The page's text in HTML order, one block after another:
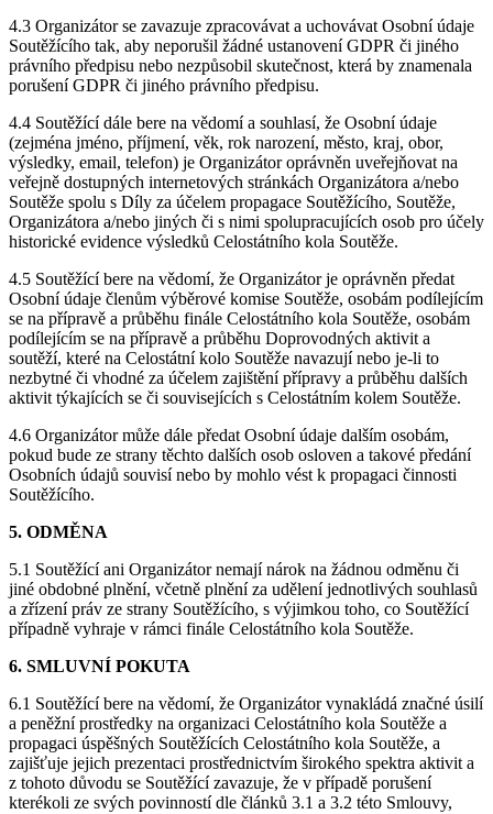
4.3 Organizátor se zavazuje zpracovávat a uchovávat Osobní údaje
Soutěžícího tak, aby neporušil žádné ustanovení GDPR či jiného
právního předpisu nebo nezpůsobil skutečnost, která by znamenala
porušení GDPR či jiného právního předpisu.
4.4 Soutěžící dále bere na vědomí a souhlasí, že Osobní údaje
(zejména jméno, příjmení, věk, rok narození, město, kraj, obor,
výsledky, email, telefon) je Organizátor oprávněn uveřejňovat na
veřejně dostupných internetových stránkách Organizátora a/nebo
Soutěže spolu s Díly za účelem propagace Soutěžícího, Soutěže,
Organizátora a/nebo jiných či s nimi spolupracujících osob pro účely
historické evidence výsledků Celostátního kola Soutěže.
4.5 Soutěžící bere na vědomí, že Organizátor je oprávněn předat
Osobní údaje členům výběrové komise Soutěže, osobám podílejícím
se na přípravě a průběhu finále Celostátního kola Soutěže, osobám
podílejícím se na přípravě a průběhu Doprovodných aktivit a
soutěží, které na Celostátní kolo Soutěže navazují nebo je-li to
nezbytné či vhodné za účelem zajištění přípravy a průběhu dalších
aktivit týkajících se či souvisejících s Celostátním kolem Soutěže.
4.6 Organizátor může dále předat Osobní údaje dalším osobám,
pokud bude ze strany těchto dalších osob osloven a takové předání
Osobních údajů souvisí nebo by mohlo vést k propagaci činnosti
Soutěžícího.
5. ODMĚNA
5.1 Soutěžící ani Organizátor nemají nárok na žádnou odměnu či
jiné obdobné plnění, včetně plnění za udělení jednotlivých souhlasů
a zřízení práv ze strany Soutěžícího, s výjimkou toho, co Soutěžící
případně vyhraje v rámci finále Celostátního kola Soutěže.
6. SMLUVNÍ POKUTA
6.1 Soutěžící bere na vědomí, že Organizátor vynakládá značné úsilí
a peněžní prostředky na organizaci Celostátního kola Soutěže a
propagaci úspěšných Soutěžících Celostátního kola Soutěže, a
zajišťuje jejich prezentaci prostřednictvím širokého spektra aktivit a
z tohoto důvodu se Soutěžící zavazuje, že v případě porušení
kterékoli ze svých povinností dle článků 3.1 a 3.2 této Smlouvy,